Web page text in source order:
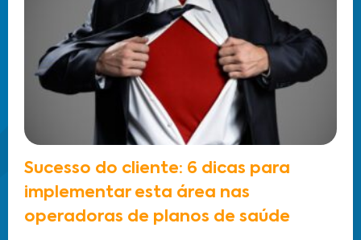
Sucesso do cliente: 6 dicas para
implementar esta área nas
operadoras de planos de saúde